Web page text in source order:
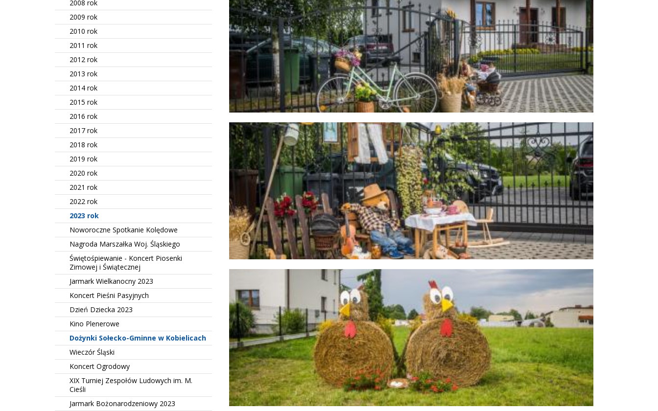
2008 rok
2009 rok
2010 rok
2011 rok
2012 rok
2013 rok
2014 rok
2015 rok
2016 rok
2017 rok
2018 rok
2019 rok
2020 rok
2021 rok
2022 rok
2023 rok
Noworoczne Spotkanie Kolędowe
Nagroda Marszałka Woj. Śląskiego
Świętośpiewanie - Koncert Piosenki
Zimowej i Świątecznej
Jarmark Wielkanocny 2023
Koncert Pieśni Pasyjnych
Dzień Dziecka 2023
Kino Plenerowe
Dożynki Sołecko-Gminne w Kobielicach
Wieczór Śląski
Koncert Ogrodowy
XIX Turniej Zespołów Ludowych im. M.
Cieśli
Jarmark Bożonarodzeniowy 2023